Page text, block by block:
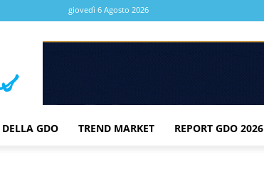
giovedì 6 Agosto 2026
GDO TREND MARKET REPORT GDO 2026